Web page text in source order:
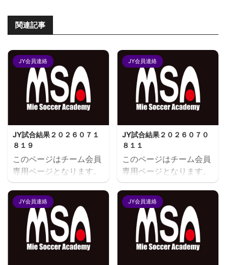
関連記事
JY会員連絡
JY試合結果２０２６０７１
８１９
このページはチーム会員
専用ページとなります。
閲覧にはユーザー名とパ
スワードにてログインが
必要となります。既存ユ
ーザのログインユーザー
名またはメールアドレス
パスワード ログイン状態
JY会員連絡
JY試合結果２０２６０７０
８１１
このページはチーム会員
専用ページとなります。
閲覧にはユーザー名とパ
スワードにてログインが
必要となります。既存ユ
ーザのログインユーザー
名またはメールアドレス
パスワード ログイン状態
JY会員連絡 JY会員連絡